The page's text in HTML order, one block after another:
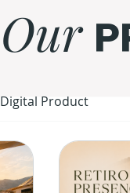
Our
Digital Product